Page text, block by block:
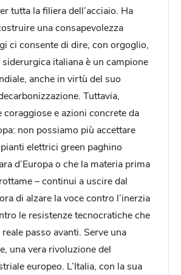
tutta la filiera dell’acciaio. Ha
una consapevolezza
ci consente di dire, con orgoglio,
siderurgica italiana è un campione
anche in virtù del suo
Tuttavia,
coraggiose e azioni concrete da
non possiamo più accettare
elettrici green paghino
d’Europa o che la materia prima
– continui a uscire dal
di alzare la voce contro l’inerzia
le resistenze tecnocratiche che
passo avanti. Serve una
una vera rivoluzione del
europeo. L’Italia, con la sua